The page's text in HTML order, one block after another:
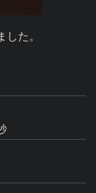
た。